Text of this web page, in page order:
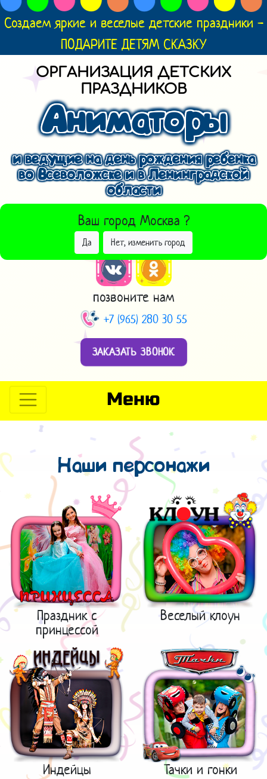
Создаем яркие и веселые детские праздники -
ПОДАРИТЕ ДЕТЯМ СКАЗКУ
ОРГАНИЗАЦИЯ ДЕТСКИХ
ПРАЗДНИКОВ
Аниматоры
и ведущие на день рождения ребенка
во Всеволожске и в Ленинградской
области
Ваш город Москва ?
Да Нет, изменить город
ВЫБРАТЬ ДРУГОЙ ГОРОД
позвоните нам
+7 (965) 280 30 55
ЗАКАЗАТЬ ЗВОНОК
Меню
Наши персонажи
Праздник с
принцессой
Веселый клоун
Индейцы Тачки и гонки